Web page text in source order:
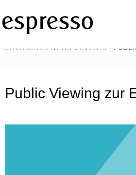
Inhalt
springen
STARTSEITE » NEWS & EVENTS »
Public Viewing zur